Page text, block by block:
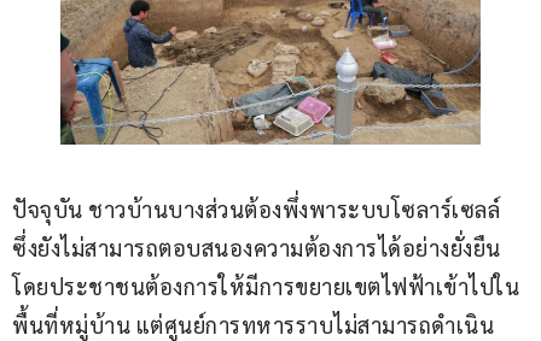
ปัจจุบัน ชาวบ้านบางส่วนต้องพึ่งพาระบบโซลาร์เซลล์
ซึ่งยังไม่สามารถตอบสนองความต้องการได้อย่างยั่งยืน
โดยประชาชนต้องการให้มีการขยายเขตไฟฟ้าเข้าไปใน
พื้นที่หมู่บ้าน แต่ศูนย์การทหารราบไม่สามารถดำเนิน